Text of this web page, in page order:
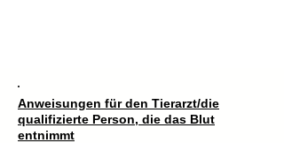
Anweisungen für den Tierarzt/die
qualifizierte Person, die das Blut
entnimmt